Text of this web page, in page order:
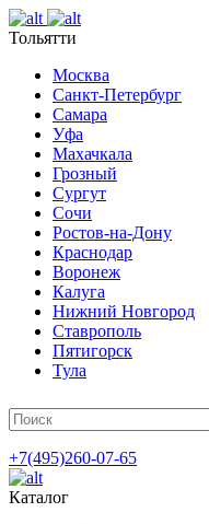
Тольятти
Москва
Санкт-Петербург
Самара
Уфа
Махачкала
Грозный
Сургут
Сочи
Ростов-на-Дону
Краснодар
Воронеж
Калуга
Нижний Новгород
Ставрополь
Пятигорск
Тула
+7(495)260-07-65
Каталог